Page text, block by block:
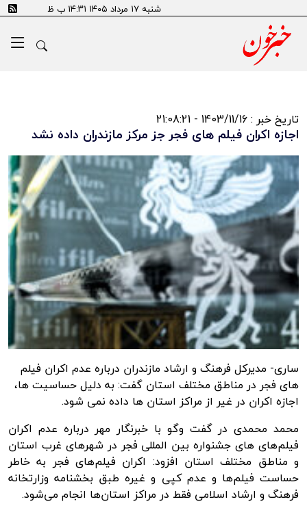
شنبه ۱۷ مرداد ۱۴۰۵ ۱۴:۳۱ ب ظ
تاریخ خبر : 1403/11/16 - 21:08:21
اجازه اکران فیلم های فجر جز مرکز مازندران داده نشد
ساری- مدیرکل فرهنگ و ارشاد مازندران درباره عدم اکران فیلم
های فجر در مناطق مختلف استان گفت: به دلیل حساسیت ها،
اجازه اکران در غیر از مراکز استان ها داده نمی شود.
محمد محمدی در گفت وگو با خبرنگار مهردرباره عدم اکران
فیلم‌های هایجشنواره بین المللی فجر در شهرهای غرب استان
و مناطق مختلف استان افزود: اکران فیلم‌های فجر به خاطر
حساست فیلم‌ها و عدم کپی و غیره طبق بخشنامه وزارتخانه
فرهنگ و ارشاد اسلامی فقط در مراکز استان‌ها انجام می‌شود.